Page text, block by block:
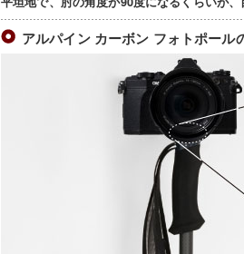
アルパイン カーボン フォトポール